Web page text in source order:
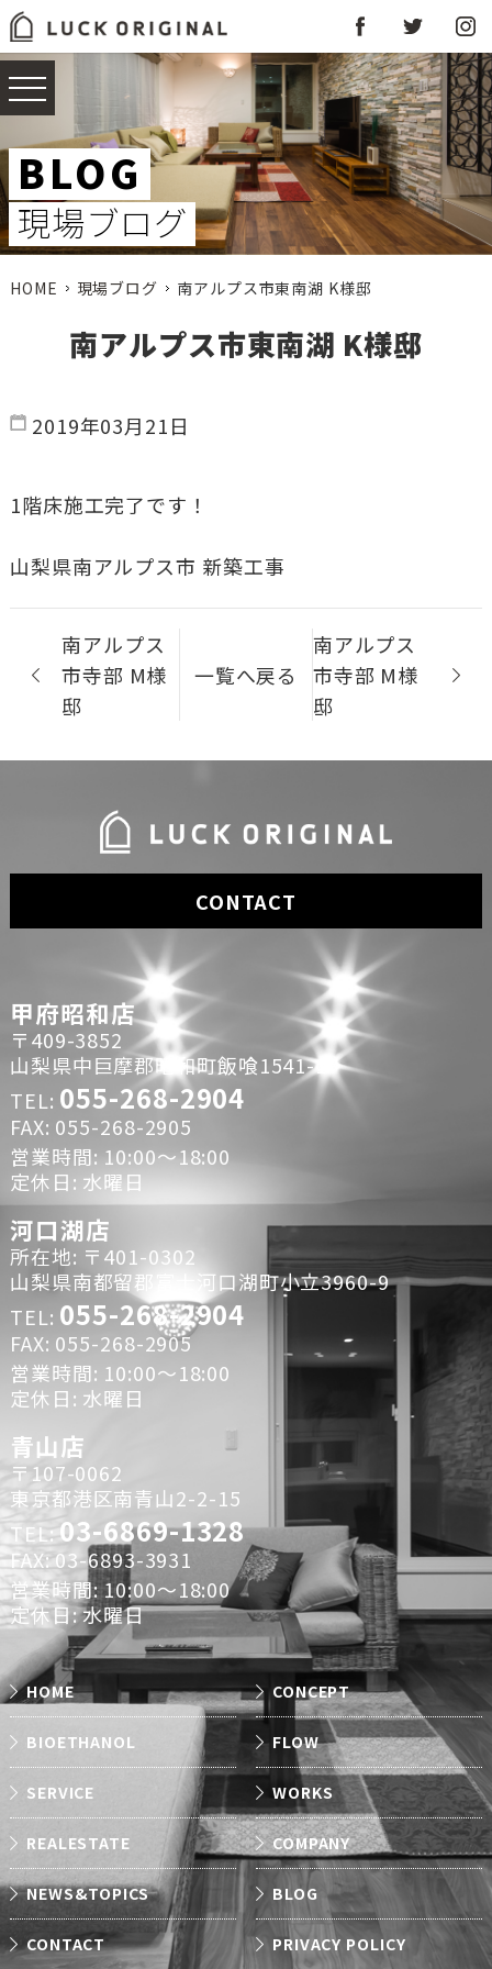
BLOG
現場ブログ
HOME 現場ブログ 南アルプス市東南湖 K様邸
南アルプス市東南湖 K様邸
2019年03月21日
1階床施工完了です！
山梨県南アルプス市 新築工事
南アルプス
市寺部 M様
邸
一覧へ戻る
南アルプス
市寺部 M様
邸
CONTACT
甲府昭和店
〒409-3852
山梨県中巨摩郡昭和町飯喰1541-1
TEL: 055-268-2904
FAX: 055-268-2905
営業時間: 10:00～18:00
定休日: 水曜日
河口湖店
所在地: 〒401-0302
山梨県南都留郡富士河口湖町小立3960-9
TEL: 055-268-2904
FAX: 055-268-2905
営業時間: 10:00～18:00
定休日: 水曜日
青山店
〒107-0062
東京都港区南青山2-2-15
TEL: 03-6869-1328
FAX: 03-6893-3931
営業時間: 10:00～18:00
定休日: 水曜日
HOME CONCEPT
BIOETHANOL FLOW
SERVICE WORKS
REALESTATE COMPANY
NEWS&TOPICS BLOG
CONTACT PRIVACY POLICY